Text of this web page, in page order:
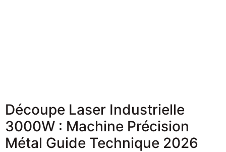
Découpe Laser Industrielle
3000W : Machine Précision
Métal Guide Technique 2026